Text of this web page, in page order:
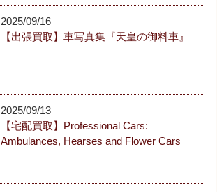
2025/09/16
【出張買取】車写真集『天皇の御料車』
2025/09/13
【宅配買取】Professional Cars:
Ambulances, Hearses and Flower Cars